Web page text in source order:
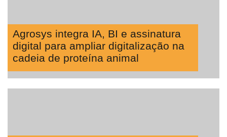
Agrosys integra IA, BI e assinatura
digital para ampliar digitalização na
cadeia de proteína animal